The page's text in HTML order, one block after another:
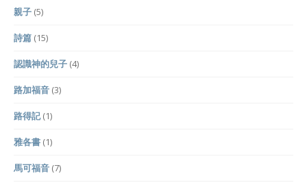
親子 (5)
詩篇 (15)
認識神的兒子 (4)
路加福音 (3)
路得記(1)
雅各書 (1)
馬可福音 (7)